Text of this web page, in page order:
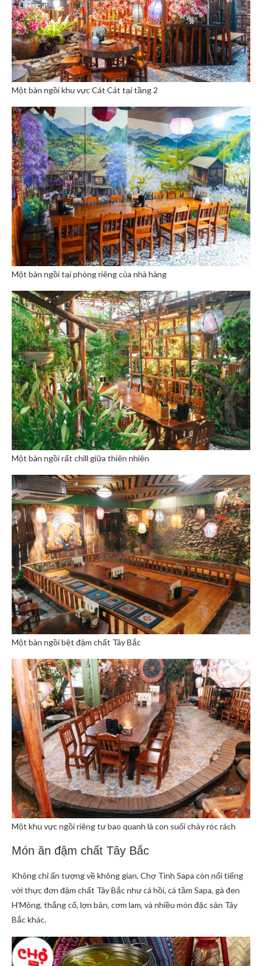
Một bàn ngồi khu vực Cát Cát tại tầng 2
Một bàn ngồi tại phòng riêng của nhà hàng
Một bàn ngồi rất chill giữa thiên nhiên
Một bàn ngồi bệt đậm chất Tây Bắc
Một khu vực ngồi riêng tư bao quanh là con suối chảy róc rách
Món ăn đậm chất Tây Bắc
Không chỉ ấn tượng về không gian, Chợ Tình Sapa còn nổi tiếng
với thực đơn đậm chất Tây Bắc như cá hồi, cá tầm Sapa, gà đen
H’Mông, thắng cố, lợn bản, cơm lam, và nhiều món đặc sản Tây
Bắc khác.